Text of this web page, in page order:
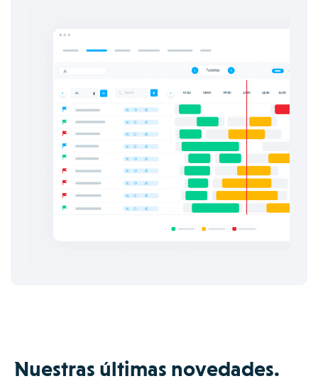
Nuestras últimas novedades.